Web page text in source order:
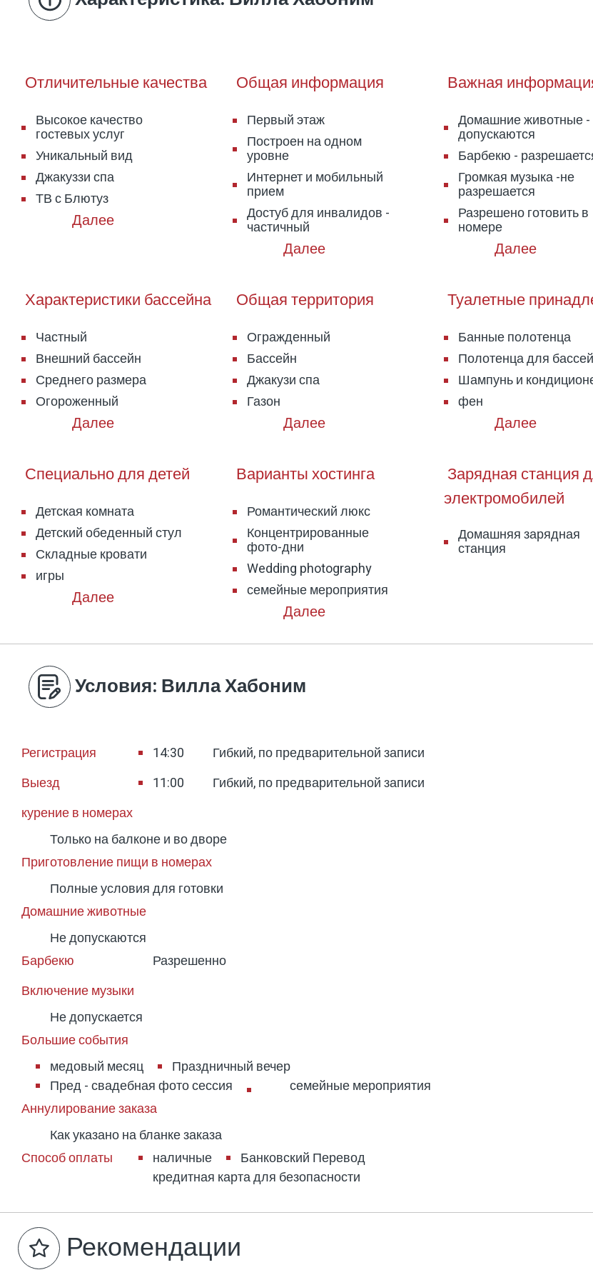
Отличительные качества
Высокое качество
гостевых услуг
Уникальный вид
Джакуззи спа
ТВ с Блютуз
Общая информация
Первый этаж
Построен на одном
уровне
Интернет и мобильный
прием
Достуб для инвалидов -
частичный
Важная
Домашние животные
допускаются
Барбекю -
Громкая музыка -не
разрешается
Разрешено готовить в
номере
Характеристики бассейна
Частный
Внешний бассейн
Среднего размера
Огороженный
Общая территория
Огражденный
Бассейн
Джакузи спа
Газон
Туалетные
Банные полотенца
Полотенца для
Шампунь и
фен
Специально для детей
Детская комната
Детский обеденный стул
Складные кровати
игры
Варианты хостинга
Романтический люкс
Концентрированные
фото-дни
Wedding photography
семейные мероприятия
Зарядная станция
электромобилей
Домашняя зарядная
станция
Условия: Вилла Хабоним
Регистрация 14:30
Гибкий, по предварительной записи
Выезд
11:00
Гибкий, по предварительной записи
курение в номерах
Только на балконе и во дворе
Приготовление пищи в номерах
Полные условия для готовки
Домашние животные
Не допускаются
Барбекю
Разрешенно
Включение музыки
Не допускается
Большие события
медовый месяц
Праздничный вечер
Пред - свадебная фото сессия
семейные мероприятия
Аннулирование заказа
Как указано на бланке заказа
Способ оплаты
наличные
Банковский Перевод
кредитная карта для безопасности
Рекомендации